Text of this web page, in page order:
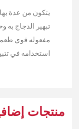
يتكون من عدة
تبهير الدجاج به
مفعوله قوي
استخدامه في
منتجات